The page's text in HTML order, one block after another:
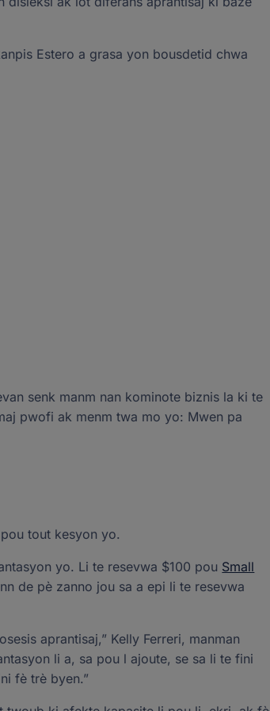
Estero a grasa yon bousdetid chwa
senk manm nan kominote biznis la ki te
pwofi ak menm twa mo yo: Mwen pa
tout kesyon yo.
yo. Li te resevwa $100 pou Small
de pè zanno jou sa a epi li te resevwa
aprantisaj,” Kelly Ferreri, manman
li a, sa pou l ajoute, se sa li te fini
fè trè byen.”